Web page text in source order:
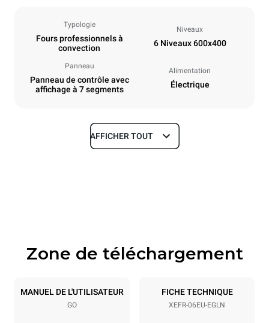
Typologie
Fours professionnels à
convection
Niveaux
6 Niveaux 600x400
Panneau
Panneau de contrôle avec
affichage à 7 segments
Alimentation
Électrique
Dimensions
Caractéristiques de la plaque
6 600x400
Espace entre les plaques
AFFICHER TOUT
Zone de téléchargement
MANUEL DE L'UTILISATEUR
GO
FICHE TECHNIQUE
XEFR-06EU-EGLN